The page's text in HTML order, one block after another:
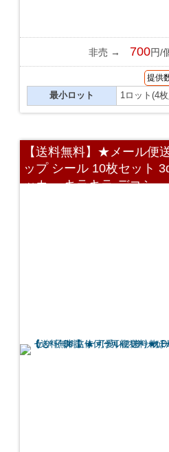
非売 → 700円/
提供
最小ロット 1ロット(4
【送料無料】★メール便
ップ シール 10枚セット
ッカー キラキラ デコシ